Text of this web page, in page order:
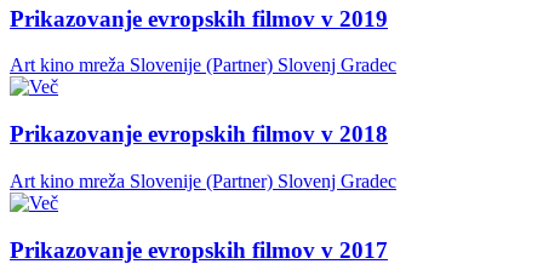
Prikazovanje evropskih filmov v 2019
Art kino mreža Slovenije (Partner) Slovenj Gradec
Prikazovanje evropskih filmov v 2018
Art kino mreža Slovenije (Partner) Slovenj Gradec
Prikazovanje evropskih filmov v 2017